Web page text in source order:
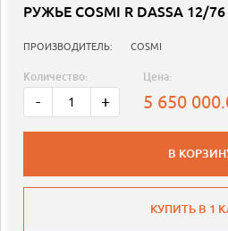
РУЖЬЕ COSMI R DASSA 12/
ПРОИЗВОДИТЕЛЬ: COSMI
Количество:
- +
Цена:
5 650
В
КУПИТЬ В 1